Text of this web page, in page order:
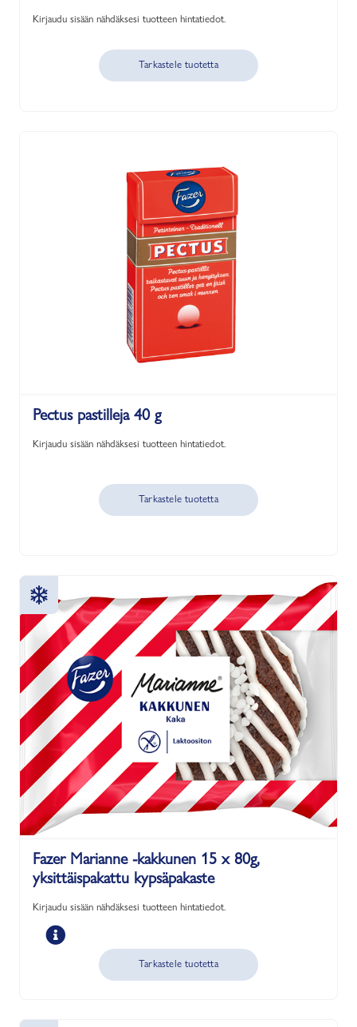
Kirjaudu sisään nähdäksesi tuotteen hintatiedot.
Tarkastele tuotetta
Pectus pastilleja 40 g
Kirjaudu sisään nähdäksesi tuotteen hintatiedot.
Tarkastele tuotetta
Fazer Marianne -kakkunen 15 x 80g,
yksittäispakattu kypsäpakaste
Kirjaudu sisään nähdäksesi tuotteen hintatiedot.
Tarkastele tuotetta